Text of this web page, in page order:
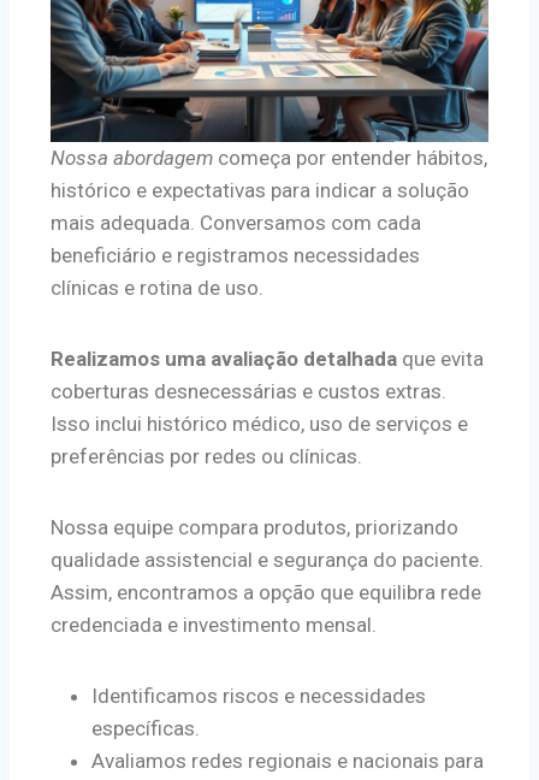
Nossa abordagem começa por entender hábitos,
histórico e expectativas para indicar a solução
mais adequada. Conversamos com cada
beneficiário e registramos necessidades
clínicas e rotina de uso.
Realizamos uma avaliação detalhada que evita
coberturas desnecessárias e custos extras.
Isso inclui histórico médico, uso de serviços e
preferências por redes ou clínicas.
Nossa equipe compara produtos, priorizando
qualidade assistencial e segurança do paciente.
Assim, encontramos a opção que equilibra rede
credenciada e investimento mensal.
Identificamos riscos e necessidades
específicas.
Avaliamos redes regionais e nacionais para